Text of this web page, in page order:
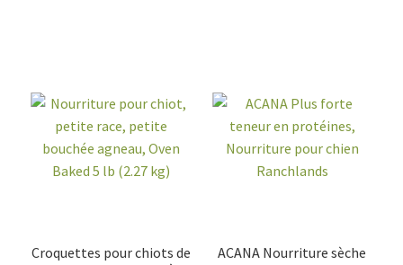
système
urinaire,
Oven-
Baked
Oven
Baked
Croquettes pour chiots de
ACANA Nourriture sèche